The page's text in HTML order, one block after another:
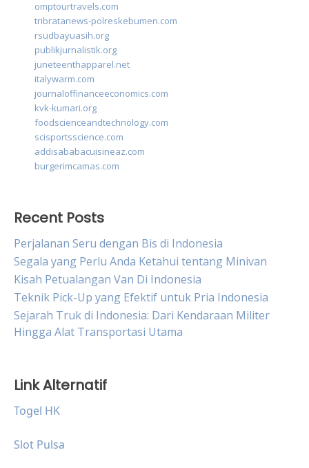
omptourtravels.com
tribratanews-polreskebumen.com
rsudbayuasih.org
publikjurnalistik.org
juneteenthapparel.net
italywarm.com
journaloffinanceeconomics.com
kvk-kumari.org
foodscienceandtechnology.com
scisportsscience.com
addisababacuisineaz.com
burgerimcamas.com
Recent Posts
Perjalanan Seru dengan Bis di Indonesia
Segala yang Perlu Anda Ketahui tentang Minivan
Kisah Petualangan Van Di Indonesia
Teknik Pick-Up yang Efektif untuk Pria Indonesia
Sejarah Truk di Indonesia: Dari Kendaraan Militer
Hingga Alat Transportasi Utama
Link Alternatif
Togel HK
Slot Pulsa